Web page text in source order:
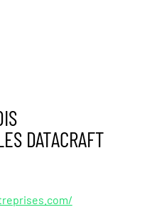
DATACRAFT